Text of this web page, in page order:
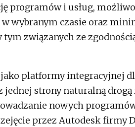
programów i usług,
wybranym czasie oraz
związanych ze
platformy integracyjnej
jednej strony naturalną
nowych
przez Autodesk firmy